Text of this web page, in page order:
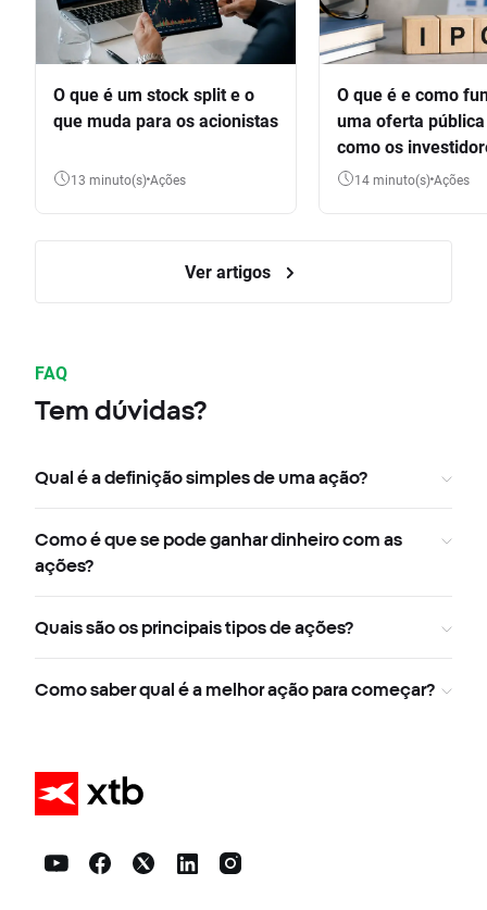
O que é um stock split e o
que muda para os acionistas
13 minuto(s) Ações
O que é e como
uma oferta
como os
participar
14 minuto(s) Ações
Ver artigos
FAQ
Tem dúvidas?
Qual é a definição simples de uma ação?
Como é que se pode ganhar dinheiro com as
ações?
Quais são os principais tipos de ações?
Como saber qual é a melhor ação para começar?